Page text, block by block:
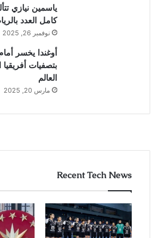
ياسمين نيازي
كامل العدد
نوفمبر 26, 2025
أوغندا يخسر
بتصفيات
العالم
مارس 20, 2025
Recent Tech News